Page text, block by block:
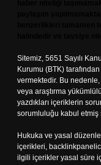
Sitemiz, 5651 Sayılı
Kurumu (BTK)
vermektedir. Bu
veya araştırma
yazdıkları içeriklerin
sorumluluğu kabul etmiş
Hukuka ve yasal
içerikleri,
ilgili içerikler yasal süre